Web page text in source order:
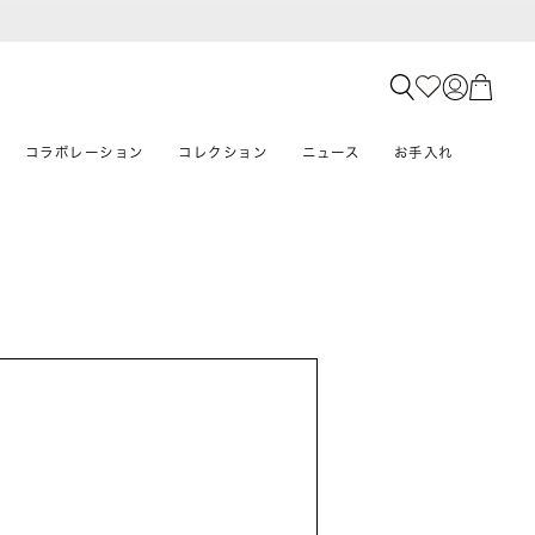
コラボレーション コレクション ニュース お手入れ